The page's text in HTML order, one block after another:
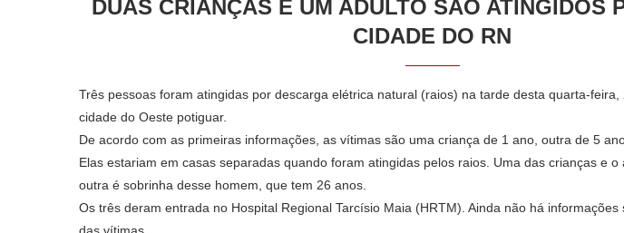
DUAS CRIANÇAS E UM ADULTO SÃO ATINGIDOS
CIDADE DO RN
Três pessoas foram atingidas por descarga elétrica natural (raios) na tarde desta quarta-feira,
cidade do Oeste potiguar.
De acordo com as primeiras informações, as vítimas são uma criança de 1 ano, outra de 5
Elas estariam em casas separadas quando foram atingidas pelos raios. Uma das crianças e o
outra é sobrinha desse homem, que tem 26 anos.
Os três deram entrada no Hospital Regional Tarcísio Maia (HRTM). Ainda não há